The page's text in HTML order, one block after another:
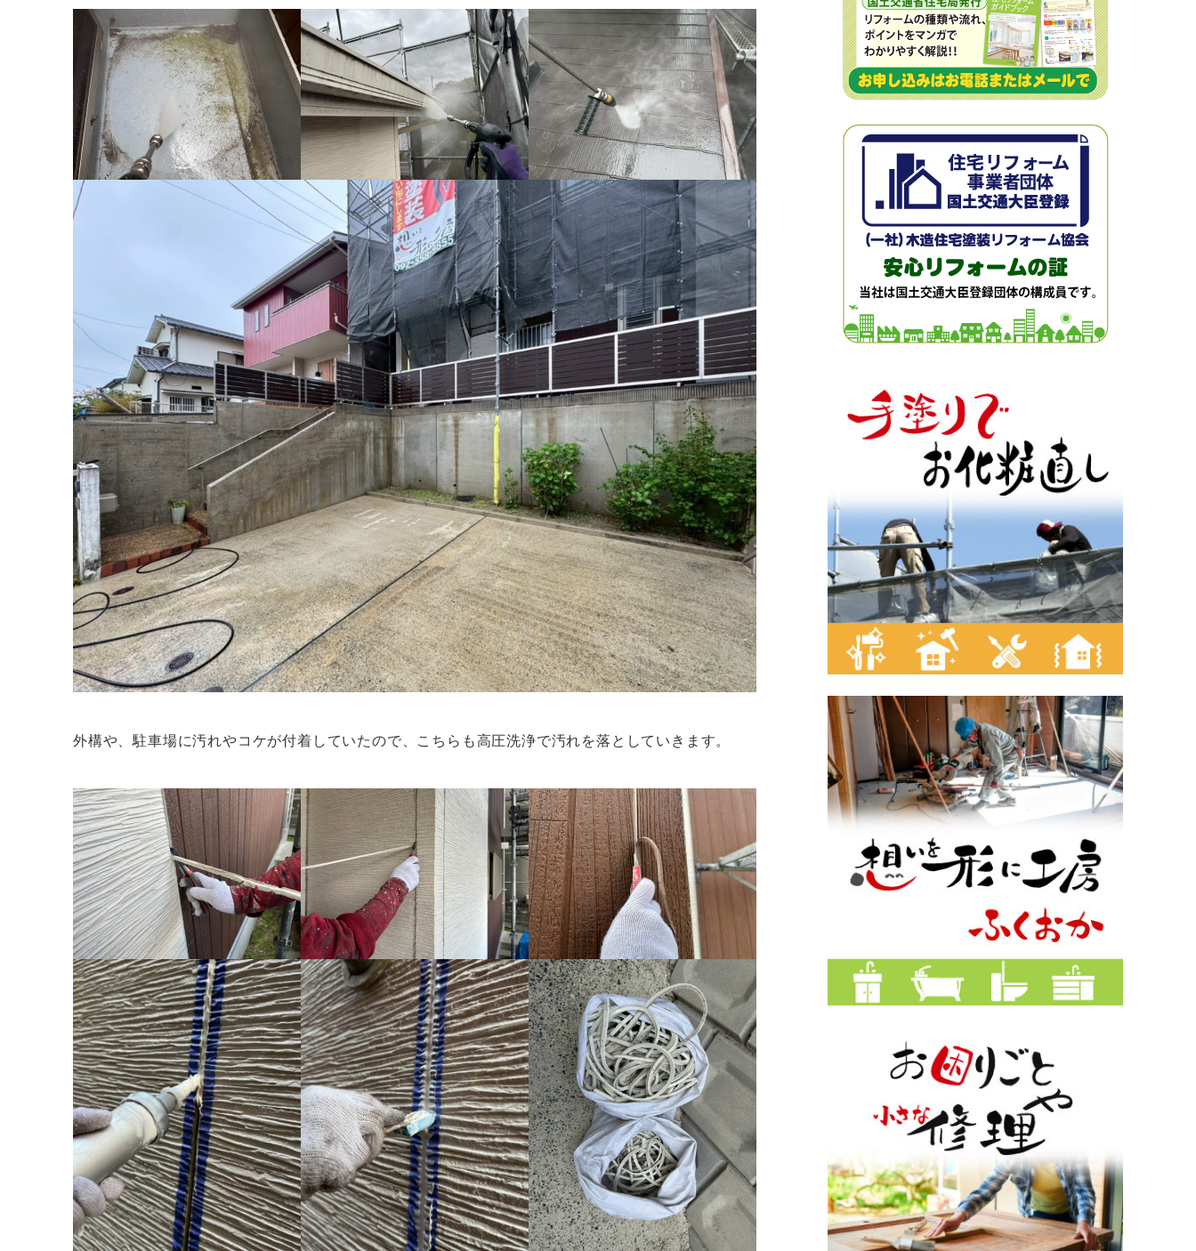
外構や、駐車場に汚れやコケが付着していたので、こちらも高圧洗浄で汚れを落としていきます。